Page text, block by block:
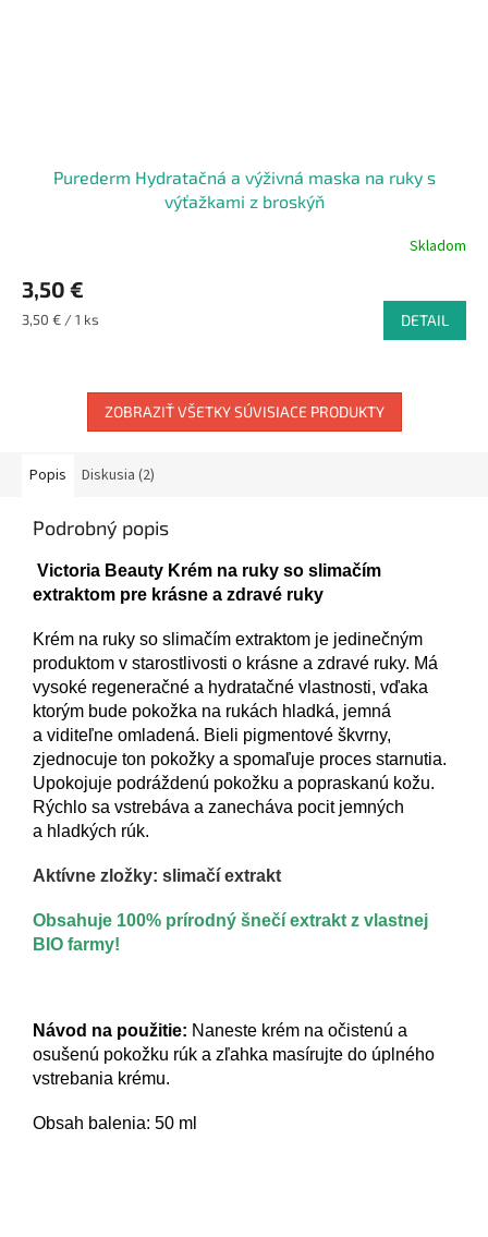
Purederm Hydratačná a výživná maska na ruky s
výťažkami z broskýň
Skladom
3,50 €
Jednotková
3,50 € / 1 ks DETAIL
ZOBRAZIŤ VŠETKY SÚVISIACE PRODUKTY
Popis Diskusia (2)
Podrobný popis
Victoria Beauty Krém na ruky so slimačím
extraktom pre krásne a zdravé ruky
Krém na ruky so slimačím extraktom je jedinečným
produktom v starostlivosti o krásne a zdravé ruky. Má
vysoké regeneračné a hydratačné vlastnosti, vďaka
ktorým bude pokožka na rukách hladká, jemná
a viditeľne omladená. Bieli pigmentové škvrny,
zjednocuje ton pokožky a spomaľuje proces starnutia.
Upokojuje podráždenú pokožku a popraskanú kožu.
Rýchlo sa vstrebáva a zanecháva pocit jemných
a hladkých rúk.
Aktívne zložky: slimačí extrakt
Obsahuje 100% prírodný šnečí extrakt z vlastnej
BIO farmy!
Návod na použitie: Naneste krém na očistenú a
osušenú pokožku rúk a zľahka masírujte do úplného
vstrebania krému.
Obsah balenia: 50 ml